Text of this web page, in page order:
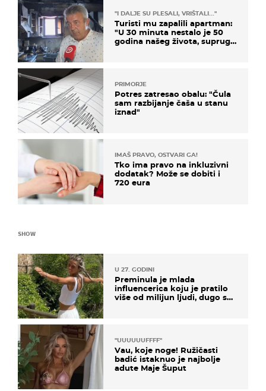
"I DALJE SU PLESALI, VRIŠTALI..."
Turisti mu zapalili apartman:
"U 30 minuta nestalo je 50
godina našeg života, supruga
PRIMORJE
Potres zatresao obalu: "Čula
sam razbijanje čaša u stanu
iznad"
IMAŠ PRAVO, OSTVARI GA!
Tko ima pravo na inkluzivni
dodatak? Može se dobiti i
720 eura
SHOW
U 27. GODINI
Preminula je mlada
influencerica koju je pratilo
više od milijun ljudi, dugo se
"UUUUUUFFFF"
Vau, koje noge! Ružičasti
badić istaknuo je najbolje
adute Maje Šuput